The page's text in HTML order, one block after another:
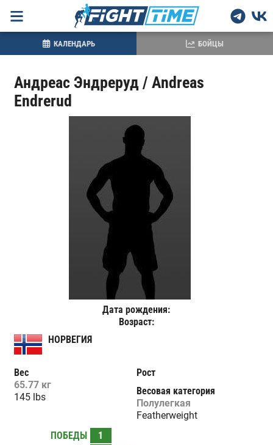
Андреас Эндреруд / Andreas
Endrerud
Дата рождения:
Возраст:
НОРВЕГИЯ
Вес
65.77 кг
145 lbs
Рост
Весовая категория
Полулегкая
Featherweight
ПОБЕДЫ
1
КАЛЕНДАРЬ БОЙЦЫ